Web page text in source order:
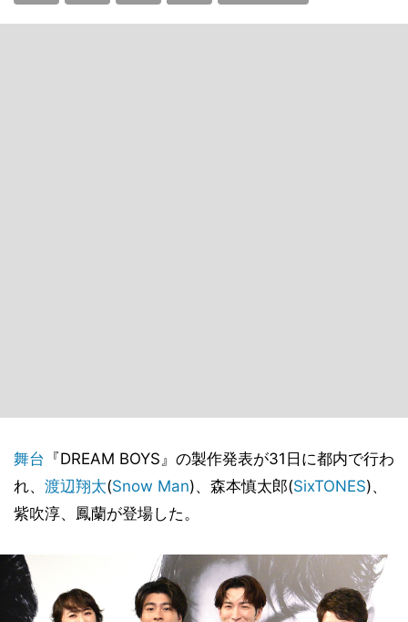
舞台 『DREAM BOYS』の製作発表が31日に都内で行わ
れ、 渡辺翔太(Snow Man)、森本慎太郎(SixTONES)、
紫吹淳、鳳蘭が登場した。